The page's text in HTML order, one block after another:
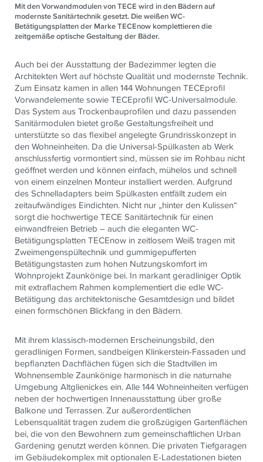
Mit den Vorwandmodulen von TECE wird in den Bädern auf
modernste Sanitärtechnik gesetzt. Die weißen WC-
Betätigungsplatten der Marke TECEnow komplettieren die
zeitgemäße optische Gestaltung der Bäder.
Auch bei der Ausstattung der Badezimmer legten die
Architekten Wert auf höchste Qualität und modernste Technik.
Zum Einsatz kamen in allen 144 Wohnungen TECEprofil
Vorwandelemente sowie TECEprofil WC-Universalmodule.
Das System aus Trockenbauprofilen und dazu passenden
Sanitärmodulen bietet große Gestaltungsfreiheit und
unterstützte so das flexibel angelegte Grundrisskonzept in
den Wohneinheiten. Da die Universal-Spülkasten ab Werk
anschlussfertig vormontiert sind, müssen sie im Rohbau nicht
geöffnet werden und können einfach, mühelos und schnell
von einem einzelnen Monteur installiert werden. Aufgrund
des Schnelladapters beim Spülkasten entfällt zudem ein
zeitaufwändiges Eindichten. Nicht nur „hinter den Kulissen“
sorgt die hochwertige TECE Sanitärtechnik für einen
einwandfreien Betrieb – auch die eleganten WC-
Betätigungsplatten TECEnow in zeitlosem Weiß tragen mit
Zweimengenspültechnik und gummigepufferten
Betätigungstasten zum hohen Nutzungskomfort im
Wohnprojekt Zaunkönige bei. In markant geradliniger Optik
mit extraflachem Rahmen komplementiert die edle WC-
Betätigung das architektonische Gesamtdesign und bildet
einen formschönen Blickfang in den Bädern.
Mit ihrem klassisch-modernen Erscheinungsbild, den
geradlinigen Formen, sandbeigen Klinkerstein-Fassaden und
bepflanzten Dachflächen fügen sich die Stadtvillen im
Wohnensemble Zaunkönige harmonisch in die naturnahe
Umgebung Altglienickes ein. Alle 144 Wohneinheiten verfügen
neben der hochwertigen Innenausstattung über große
Balkone und Terrassen. Zur außerordentlichen
Lebensqualität tragen zudem die großzügigen Gartenflächen
bei, die von den Bewohnern zum gemeinschaftlichen Urban
Gardening genutzt werden können. Die privaten Tiefgaragen
im Gebäudekomplex mit optionalen E-Ladestationen bieten